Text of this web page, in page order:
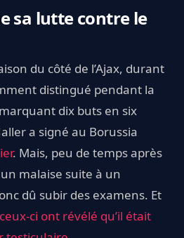
sa lutte contre le
du côté de l’Ajax, durant
distingué pendant la
dix buts en six
a signé au Borussia
. Mais, peu de temps après
malaise suite à un
dû subir des examens. Et
ceux-ci ont révélé qu’il était